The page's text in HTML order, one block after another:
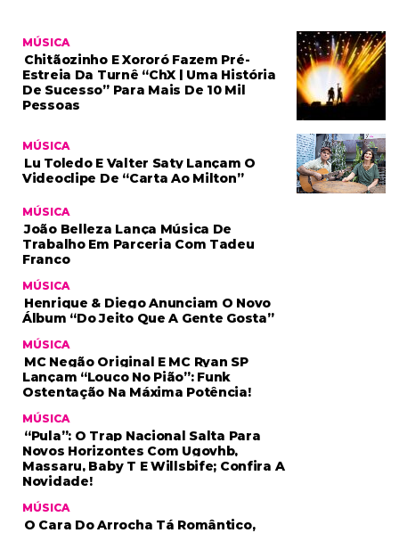
MÚSICA
Chitãozinho E Xororó Fazem Pré-
Estreia Da Turnê “ChX | Uma História
De Sucesso” Para Mais De 10 Mil
Pessoas
MÚSICA
Lu Toledo E Valter Saty Lançam O
Videoclipe De “Carta Ao Milton”
MÚSICA
João Belleza Lança Música De
Trabalho Em Parceria Com Tadeu
Franco
MÚSICA
Henrique & Diego Anunciam O Novo
Álbum “Do Jeito Que A Gente Gosta”
MÚSICA
MC Negão Original E MC Ryan SP
Lançam “Louco No Pião”: Funk
Ostentação Na Máxima Potência!
MÚSICA
“Pula”: O Trap Nacional Salta Para
Novos Horizontes Com Ugovhb,
Massaru, Baby T E Willsbife; Confira A
Novidade!
MÚSICA
O Cara Do Arrocha Tá Romântico,